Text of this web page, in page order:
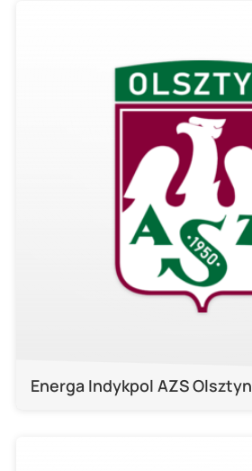
Energa Indykpol AZS Olsztyn